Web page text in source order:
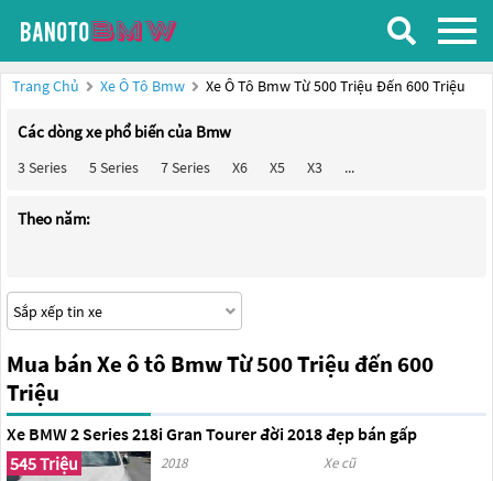
Trang Chủ Xe Ô Tô Bmw Xe Ô Tô Bmw Từ 500 Triệu Đến 600 Triệu
Các dòng xe phổ biến của Bmw
3 Series 5 Series 7 Series X6 X5 X3 ...
Theo năm:
Mua bán Xe ô tô Bmw Từ 500 Triệu đến 600
Triệu
Xe BMW 2 Series 218i Gran Tourer đời 2018 đẹp bán gấp
545 Triệu
2018
Xe cũ